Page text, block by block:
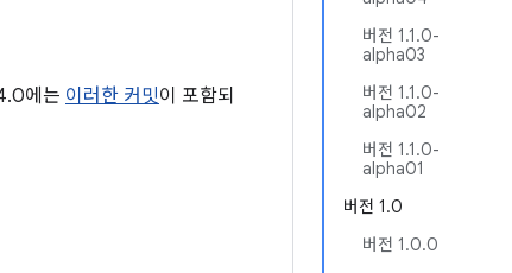
버전 1.1.0-
alpha03
버전 1.1.0-
alpha02
버전 1.1.0-
alpha01
버전 1.0
버전 1.0.0
에는 이러한 커밋이 포함되